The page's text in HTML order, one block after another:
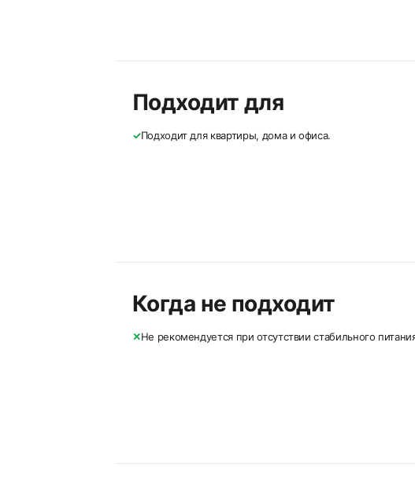
Подходит для
✓Подходит для квартиры, дома и офиса.
Когда не подходит
✕Не рекомендуется при отсутствии стабильного